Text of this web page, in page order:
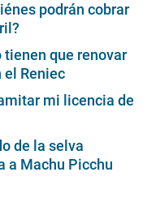
podrán cobrar
tienen que renovar
Reniec
mi licencia de
de la selva
a Machu Picchu